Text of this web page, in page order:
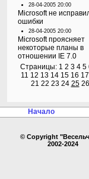
28-04-2005 20:00
Microsoft не
ошибки
28-04-2005 20:00
Microsoft проясняет
некоторые планы в
отношении IE 7.0
Страницы: 1 2 3 4 5
11 12 13 14 15 16 17
21 22 23 24 25 26
Начало
© Copyright
2002-2024